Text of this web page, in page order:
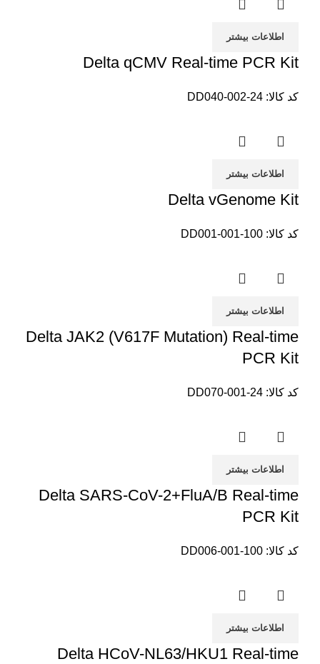
اطلاعات بیشتر
Delta qCMV Real-time PCR Kit
کد کالا: DD040-002-24
اطلاعات بیشتر
Delta vGenome Kit
کد کالا: DD001-001-100
اطلاعات بیشتر
Delta JAK2 (V617F Mutation) Real-time
PCR Kit
کد کالا: DD070-001-24
اطلاعات بیشتر
Delta SARS-CoV-2+FluA/B Real-time
PCR Kit
کد کالا: DD006-001-100
اطلاعات بیشتر
Delta HCoV-NL63/HKU1 Real-time